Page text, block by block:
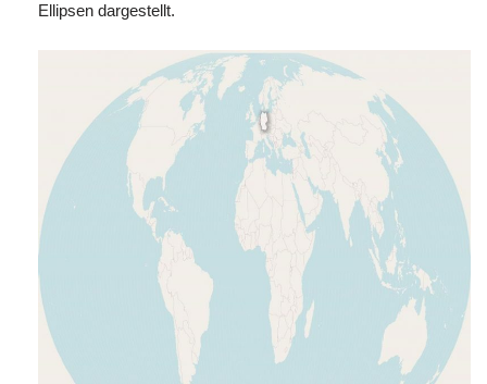
Ellipsen dargestellt.